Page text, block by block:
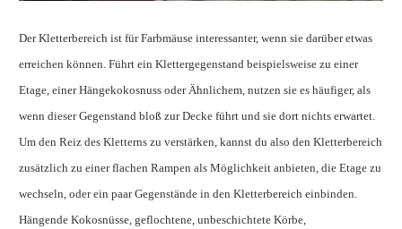
Der Kletterbereich ist für Farbmäuse interessanter, wenn sie darüber etwas
erreichen können. Führt ein Klettergegenstand beispielsweise zu einer
Etage, einer Hängekokosnuss oder Ähnlichem, nutzen sie es häufiger, als
wenn dieser Gegenstand bloß zur Decke führt und sie dort nichts erwartet.
Um den Reiz des Kletterns zu verstärken, kannst du also den Kletterbereich
zusätzlich zu einer flachen Rampen als Möglichkeit anbieten, die Etage zu
wechseln, oder ein paar Gegenstände in den Kletterbereich einbinden.
Hängende Kokosnüsse, geflochtene, unbeschichtete Körbe,